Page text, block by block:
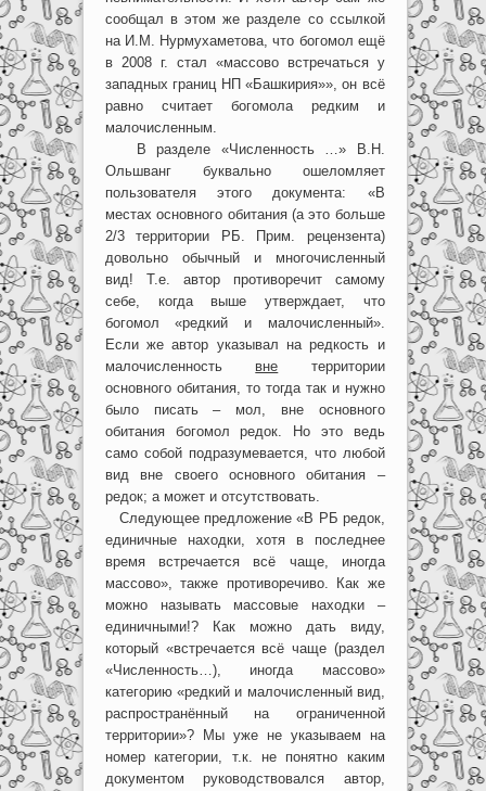
сообщал в этом же разделе со ссылкой
на И.М. Нурмухаметова, что богомол ещё
в 2008 г. стал «массово встречаться у
западных границ НП «Башкирия»», он всё
равно считает богомола редким и
малочисленным.
В разделе «Численность …» В.Н.
Ольшванг буквально ошеломляет
пользователя этого документа: «В
местах основного обитания (а это больше
2/3 территории РБ. Прим. рецензента)
довольно обычный и многочисленный
вид! Т.е. автор противоречит самому
себе, когда выше утверждает, что
богомол «редкий и малочисленный».
Если же автор указывал на редкость и
малочисленность вне территории
основного обитания, то тогда так и нужно
было писать – мол, вне основного
обитания богомол редок. Но это ведь
само собой подразумевается, что любой
вид вне своего основного обитания –
редок; а может и отсутствовать.
Следующее предложение «В РБ редок,
единичные находки, хотя в последнее
время встречается всё чаще, иногда
массово», также противоречиво. Как же
можно называть массовые находки –
единичными!? Как можно дать виду,
который «встречается всё чаще (раздел
«Численность…), иногда массово»
категорию «редкий и малочисленный вид,
распространённый на ограниченной
территории»? Мы уже не указываем на
номер категории, т.к. не понятно каким
документом руководствовался автор,